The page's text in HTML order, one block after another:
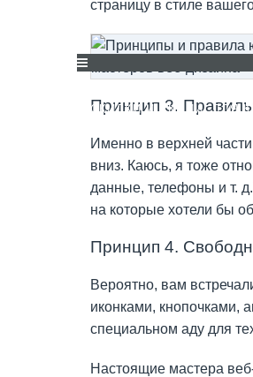
СКИДКИ И АКЦИИ ДЛЯ
страницу в стиле
Принцип 3.
Именно в верхней
вниз. Каюсь, я тоже
данные, телефоны и т.
на которые хотели бы
Принцип 4.
Вероятно, вам
иконками, кнопочками,
специальном аду для
Настоящие мастера